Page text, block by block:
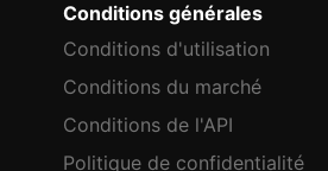
Conditions générales
Conditions d'utilisation
Conditions du marché
Conditions de l'API
Politique de confidentialité